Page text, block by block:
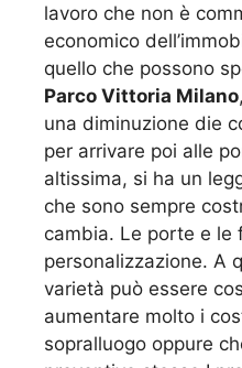
lavoro che non è
economico
quello che possono
Parco Vittoria Milano
una diminuzione die
per arrivare poi alle
altissima, si ha un
che sono sempre
cambia. Le porte e le
personalizzazione. A
varietà può essere
aumentare molto i
sopralluogo oppure